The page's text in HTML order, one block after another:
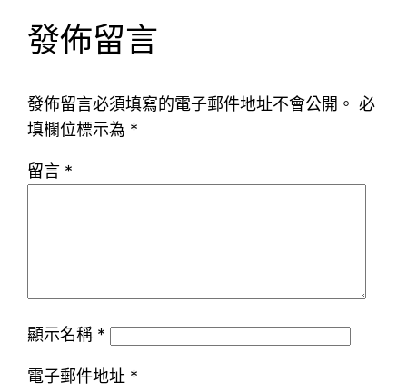
發佈留言
發佈留言必須填寫的電子郵件地址不會公開。 必
填欄位標示為 *
留言 *
顯示名稱 *
電子郵件地址 *